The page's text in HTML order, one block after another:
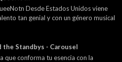
Desde Estados Unidos viene
tan genial y con un género musical
the Standbys - Carousel
que conforma tu esencia con la